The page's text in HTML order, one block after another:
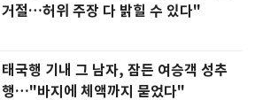
거절…허위 주장 다 밝힐 수 있다"
태국행 기내 그 남자, 잠든 여승객 성추
행…"바지에 체액까지 묻었다"